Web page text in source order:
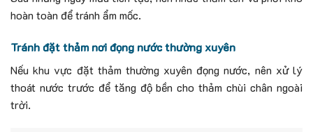
hoàn toàn để tránh ẩm mốc.
Tránh đặt thảm nơi đọng nước thường xuyên
Nếu khu vực đặt thảm thường xuyên đọng nước, nên xử lý
thoát nước trước để tăng độ bền cho thảm chùi chân ngoài
trời.